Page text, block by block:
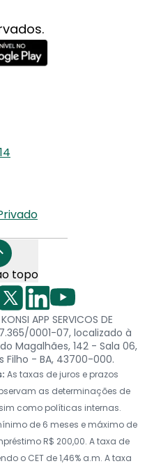
topo
APP SERVICOS DE
0001-07, localizado à
Magalhães, 142 - Sala 06,
Filho - BA, 43700-000.
As taxas de juros e prazos
as determinações de
como políticas internas.
de 6 meses e máximo de
R$ 200,00. A taxa de
o CET de 1,46% a.m. A taxa